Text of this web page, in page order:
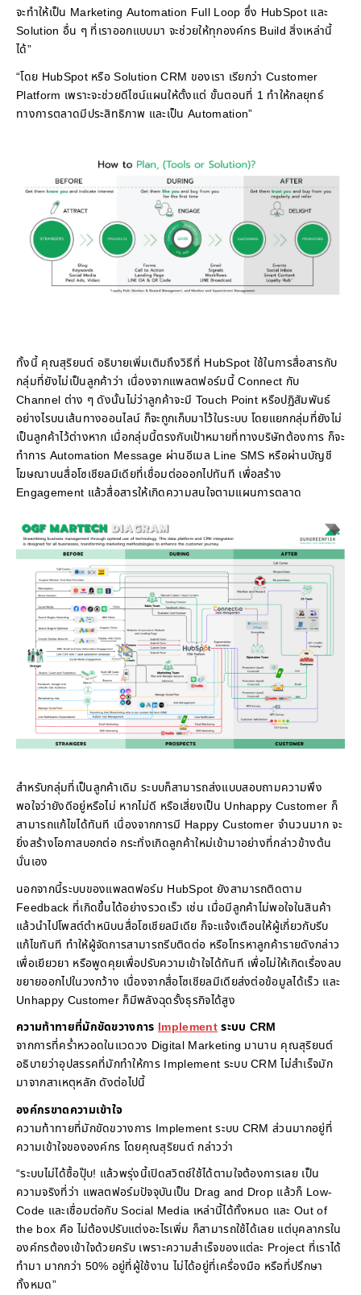
จะทำให้เป็น Marketing Automation Full Loop ซึ่ง HubSpot และ
Solution อื่น ๆ ที่เราออกแบบมา จะช่วยให้ทุกองค์กร Build สิ่งเหล่านี้
ได้”
“โดย HubSpot หรือ Solution CRM ของเรา เรียกว่า Customer
Platform เพราะจะช่วยดีไซน์แผนให้ตั้งแต่ ขั้นตอนที่ 1 ทำให้กลยุทธ์
ทางการตลาดมีประสิทธิภาพ และเป็น Automation”
ทั้งนี้ คุณสุริยนต์ อธิบายเพิ่มเติมถึงวิธีที่ HubSpot ใช้ในการสื่อสารกับ
กลุ่มที่ยังไม่เป็นลูกค้าว่า เนื่องจากแพลตฟอร์มนี้ Connect กับ
Channel ต่าง ๆ ดังนั้นไม่ว่าลูกค้าจะมี Touch Point หรือปฏิสัมพันธ์
อย่างไรบนเส้นทางออนไลน์ ก็จะถูกเก็บมาไว้ในระบบ โดยแยกกลุ่มที่ยังไม่
เป็นลูกค้าไว้ต่างหาก เมื่อกลุ่มนี้ตรงกับเป้าหมายที่ทางบริษัทต้องการ ก็จะ
ทำการ Automation Message ผ่านอีเมล Line SMS หรือผ่านบัญชี
โฆษณาบนสื่อโซเชียลมีเดียที่เชื่อมต่อออกไปทันที เพื่อสร้าง
Engagement แล้วสื่อสารให้เกิดความสนใจตามแผนการตลาด
สำหรับกลุ่มที่เป็นลูกค้าเดิม ระบบก็สามารถส่งแบบสอบถามความพึง
พอใจว่ายังดีอยู่หรือไม่ หากไม่ดี หรือเสี่ยงเป็น Unhappy Customer ก็
สามารถแก้ไขได้ทันที เนื่องจากการมี Happy Customer จำนวนมาก จะ
ยิ่งสร้างโอกาสบอกต่อ กระทั่งเกิดลูกค้าใหม่เข้ามาอย่างที่กล่าวข้างต้น
นั่นเอง
นอกจากนี้ระบบของแพลตฟอร์ม HubSpot ยังสามารถติดตาม
Feedback ที่เกิดขึ้นได้อย่างรวดเร็ว เช่น เมื่อมีลูกค้าไม่พอใจในสินค้า
แล้วนำไปโพสต์ตำหนิบนสื่อโซเชียลมีเดีย ก็จะแจ้งเตือนให้ผู้เกี่ยวกับรีบ
แก้ไขทันที ทำให้ผู้จัดการสามารถรีบติดต่อ หรือโทรหาลูกค้ารายดังกล่าว
เพื่อเยียวยา หรือพูดคุยเพื่อปรับความเข้าใจได้ทันที เพื่อไม่ให้เกิดเรื่องลบ
ขยายออกไปในวงกว้าง เนื่องจากสื่อโซเชียลมีเดียส่งต่อข้อมูลได้เร็ว และ
Unhappy Customer ก็มีพลังฉุดรั้งธุรกิจได้สูง
ความท้าทายที่มักขัดขวางการ Implementระบบ CRM
จากการที่คร่ำหวอดในแวดวง Digital Marketing มานาน คุณสุริยนต์
อธิบายว่าอุปสรรคที่มักทำให้การ Implement ระบบ CRM ไม่สำเร็จมัก
มาจากสาเหตุหลัก ดังต่อไปนี้
องค์กรขาดความเข้าใจ
ความท้าทายที่มักขัดขวางการ Implement ระบบ CRM ส่วนมากอยู่ที่
ความเข้าใจขององค์กร โดยคุณสุริยนต์ กล่าวว่า
“ระบบไม่ได้ซื้อปุ๊บ! แล้วพรุ่งนี้เปิดสวิตช์ใช้ได้ตามใจต้องการเลย เป็น
ความจริงที่ว่า แพลตฟอร์มปัจจุบันเป็น Drag and Drop แล้วก็ Low-
Code และเชื่อมต่อกับ Social Media เหล่านี้ได้ทั้งหมด และ Out of
the box คือ ไม่ต้องปรับแต่งอะไรเพิ่ม ก็สามารถใช้ได้เลย แต่บุคลากรใน
องค์กรต้องเข้าใจด้วยครับ เพราะความสำเร็จของแต่ละ Project ที่เราได้
ทำมา มากกว่า 50% อยู่ที่ผู้ใช้งาน ไม่ได้อยู่ที่เครื่องมือ หรือที่ปรึกษา
ทั้งหมด”